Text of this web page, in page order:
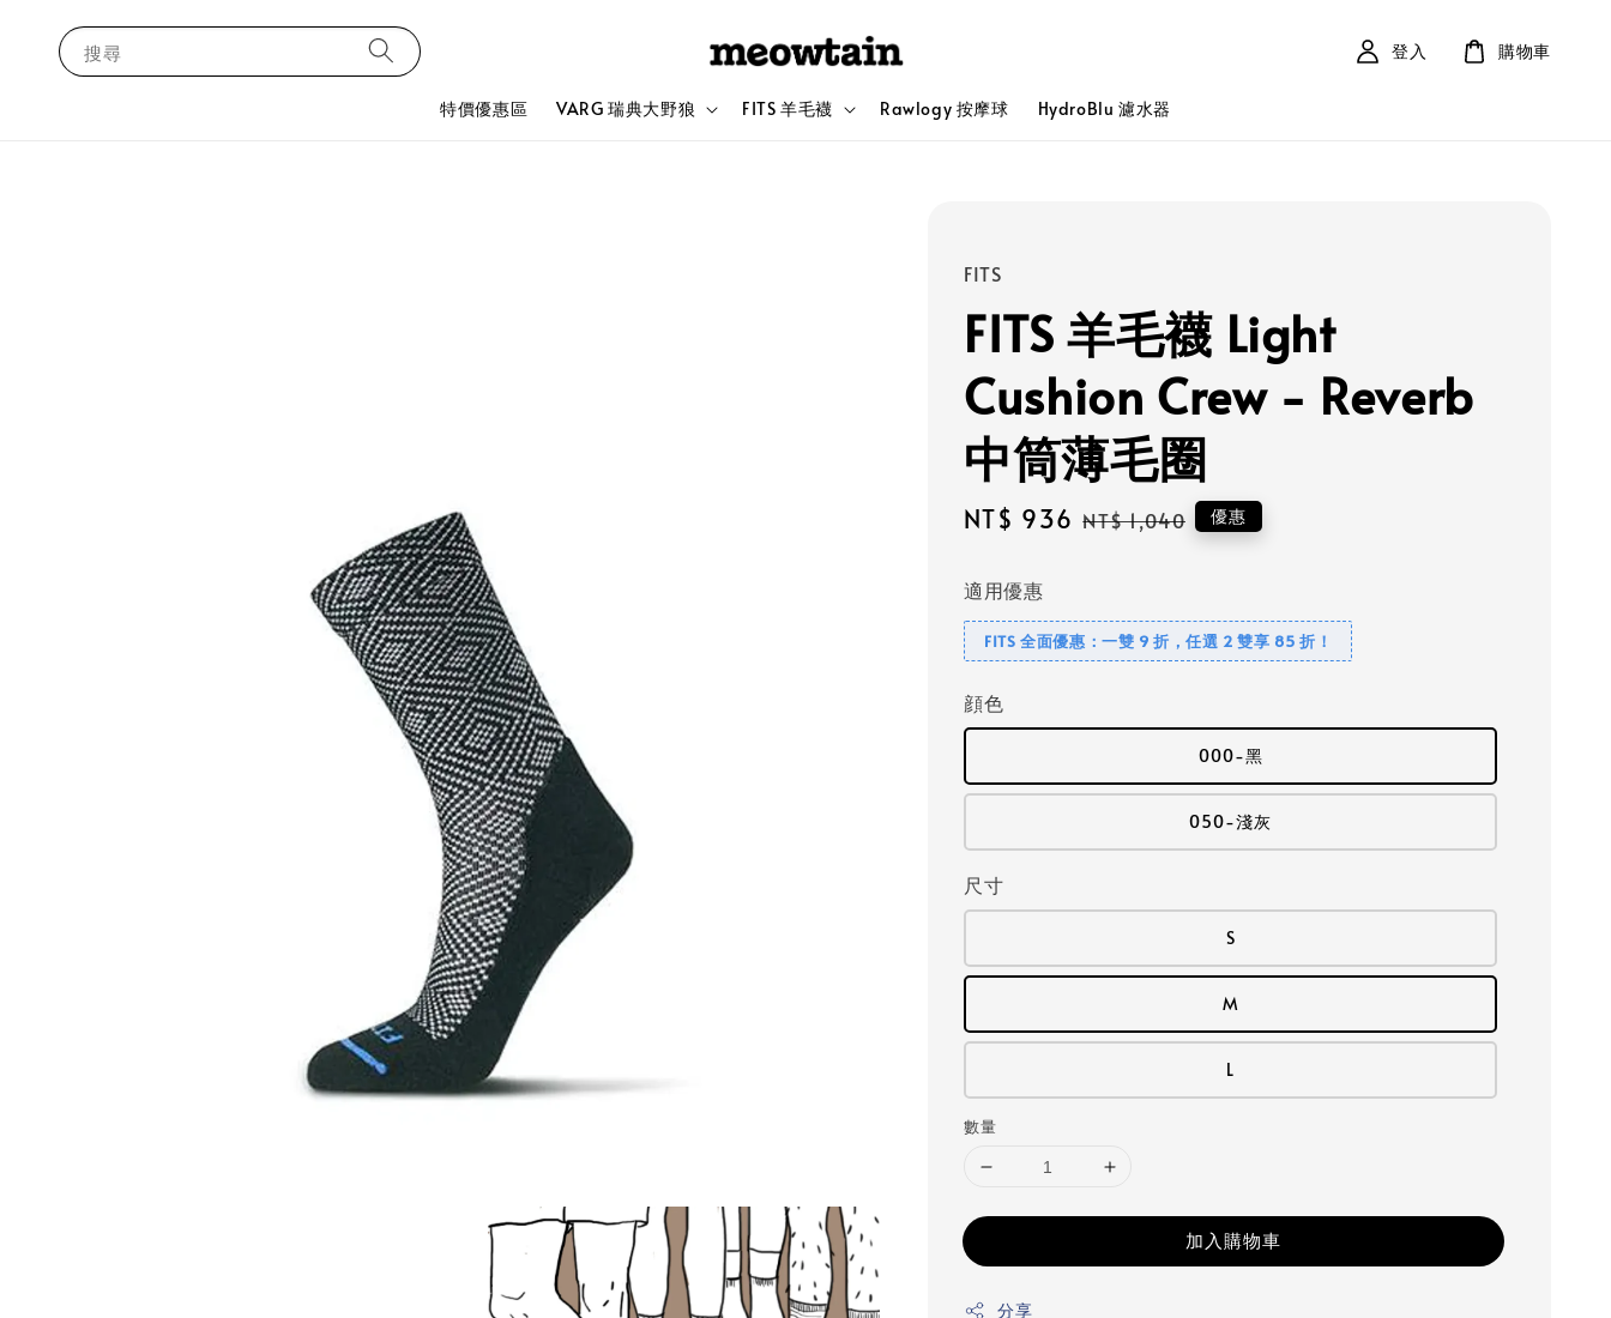
搜尋
特價優惠區 VARG 瑞典大野狼 FITS 羊毛襪 Rawlogy 按摩球 HydroBlu 濾水器
登入 購物車
FITS
FITS 羊毛襪 Light
Cushion Crew - Reverb
中筒薄毛圈
Sale
NT$ 936 Regular
NT$ 1,040 優惠
適用優惠
FITS 全面優惠：一雙 9 折，任選 2 雙享 85 折！
顔色
000-黑
050-淺灰
尺寸
S
M
L
數量
加入購物車
分享